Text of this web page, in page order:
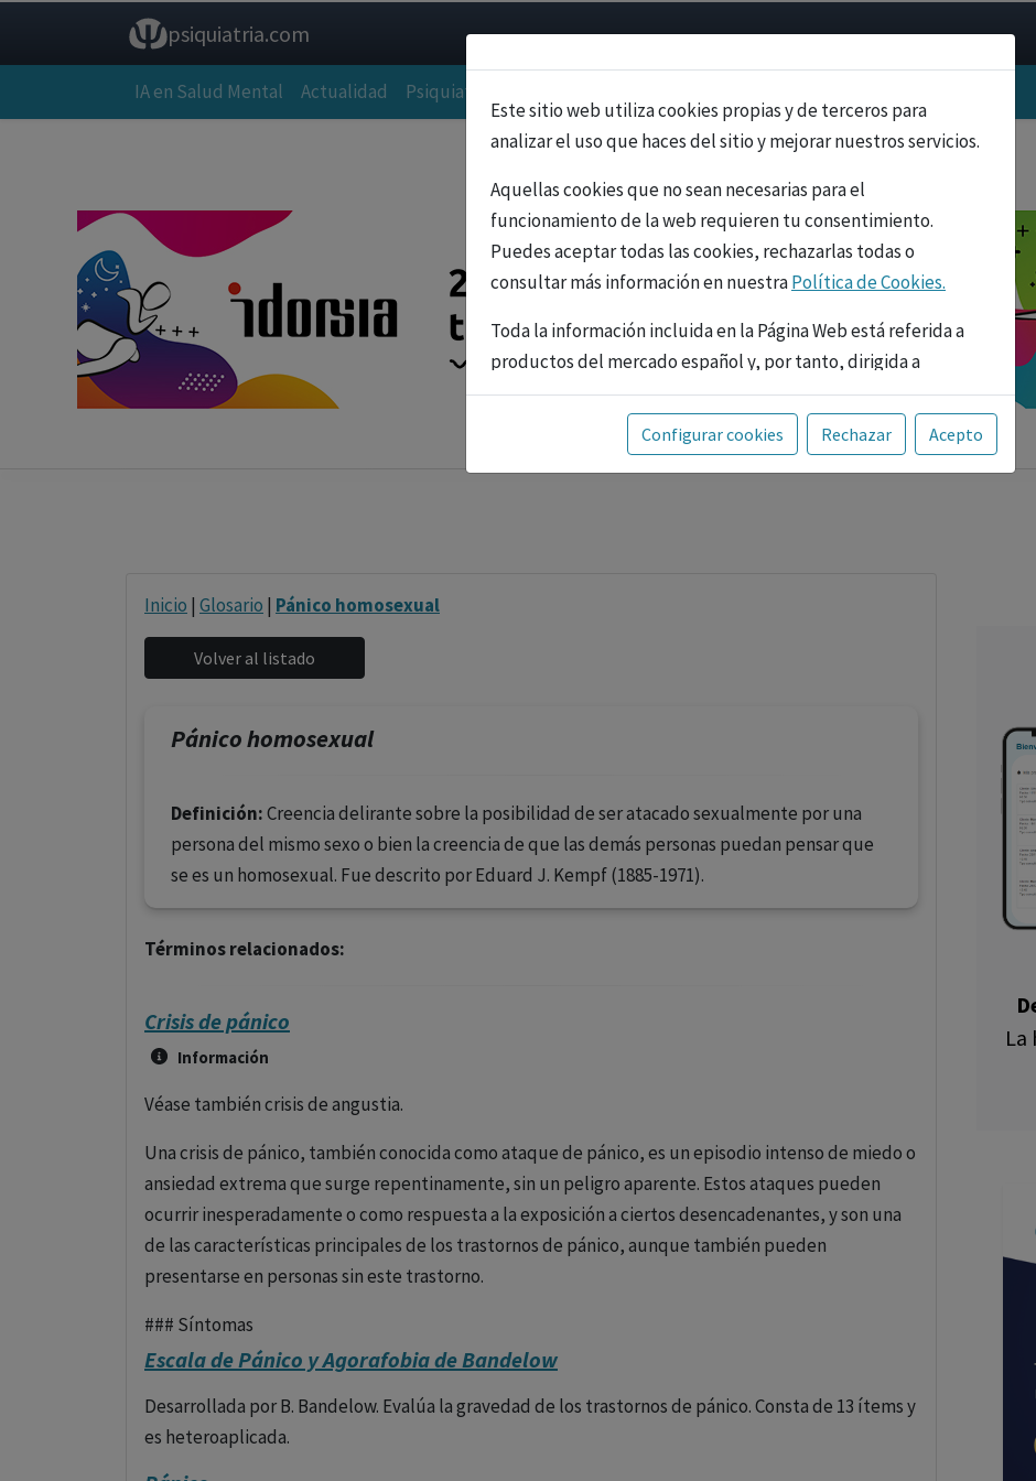
psiquiatria.com
IA en Salud Mental Actualidad Psiquiatría
Este sitio web utiliza cookies propias y de terceros para
analizar el uso que haces del sitio y mejorar nuestros servicios.
Aquellas cookies que no sean necesarias para el
funcionamiento de la web requieren tu consentimiento.
Puedes aceptar todas las cookies, rechazarlas todas o
consultar más información en nuestraPolítica de Cookies.
Toda la información incluida en la Página Web está referida a
productos del mercado español y, por tanto, dirigida a
profesionales sanitarios legalmente facultados para
prescribir o dispensar medicamentos con ejercicio
profesional. La información técnica de los fármacos se facilita
Configurar cookies Rechazar Acepto
Inicio | Glosario | Pánico homosexual
Pánico homosexual
Definición:Creencia delirante sobre la posibilidad de ser atacado sexualmente por una
persona del mismo sexo o bien la creencia de que las demás personas puedan pensar que
se es un homosexual. Fue descrito por Eduard J. Kempf (1885-1971).
Términos relacionados:
Crisis de pánico
Información
Véase también crisis de angustia.
Una crisis de pánico, también conocida como ataque de pánico, es un episodio intenso de miedo o
ansiedad extrema que surge repentinamente, sin un peligro aparente. Estos ataques pueden
ocurrir inesperadamente o como respuesta a la exposición a ciertos desencadenantes, y son una
de las características principales de los trastornos de pánico, aunque también pueden
presentarse en personas sin este trastorno.
### Síntomas
Los síntomas de una crisis de pánico son tanto físicos como emocionales y pueden incluir:-
Palpitaciones o ritmo cardíaco acelerado.
- Sudoración.
Escala de Pánico y Agorafobia de Bandelow
Desarrollada por B. Bandelow. Evalúa la gravedad de los trastornos de pánico. Consta de 13 ítems y
es heteroaplicada.
La